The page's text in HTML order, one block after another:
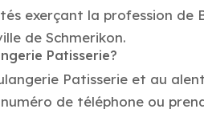
exerçant la profession
de Schmerikon.
Patisserie?
Patisserie et au
de téléphone ou